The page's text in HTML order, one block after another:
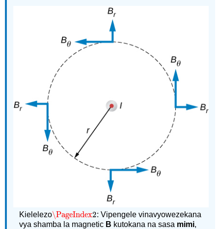
Kielelezo\PageIndex2
\PageIndex2: Vipengele vinavyowezekana
vya shamba la magnetic B kutokana na sasa mimi,